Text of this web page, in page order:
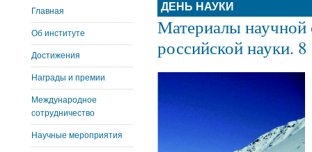
ДЕНЬ НАУКИ
Материалы
российской науки.
Главная
Об институте
Достижения
Награды и премии
Международное
сотрудничество
Научные мероприятия